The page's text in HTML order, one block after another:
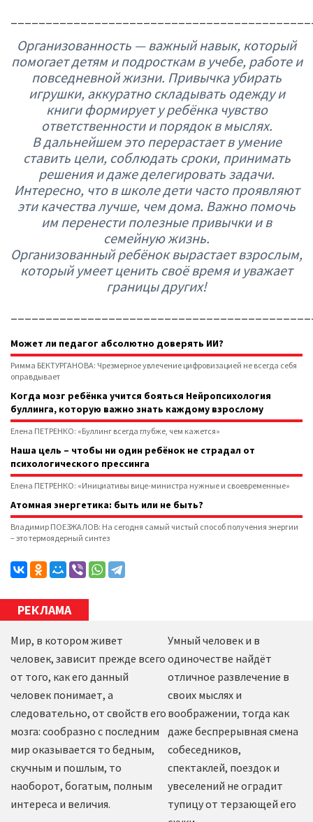
Организованность — важный навык, который
помогает детям и подросткам в учебе, работе и
повседневной жизни. Привычка убирать
игрушки, аккуратно складывать одежду и
книги формирует у ребёнка чувство
ответственности и порядок в мыслях.
В дальнейшем это перерастает в умение
ставить цели, соблюдать сроки, принимать
решения и даже делегировать задачи.
Интересно, что в школе дети часто проявляют
эти качества лучше, чем дома. Важно помочь
им перенести полезные привычки и в
семейную жизнь.
Организованный ребёнок вырастает взрослым,
который умеет ценить своё время и уважает
границы других!
Может ли педагог абсолютно доверять ИИ?
Римма БЕКТУРГАНОВА: Чрезмерное увлечение цифровизацией не всегда себя
оправдывает
Когда мозг ребёнка учится бояться Нейропсихология
буллинга, которую важно знать каждому взрослому
Елена ПЕТРЕНКО: «Буллинг всегда глубже, чем кажется»
Наша цель – чтобы ни один ребёнок не страдал от
психологического прессинга
Елена ПЕТРЕНКО: «Инициативы вице-министра нужные и своевременные»
Атомная энергетика: быть или не быть?
Владимир ПОЕЗЖАЛОВ: На сегодня самый чистый способ получения энергии
– это термоядерный синтез
РЕКЛАМА
Мир, в котором живет
человек, зависит прежде всего
от того, как его данный
человек понимает, а
следовательно, от свойств его
мозга: сообразно с последним
мир оказывается то бедным,
скучным и пошлым, то
наоборот, богатым, полным
интереса и величия.
Умный человек и в
одиночестве найдёт
отличное развлечение в
своих мыслях и
воображении, тогда как
даже беспрерывная смена
собеседников,
спектаклей, поездок и
увеселений не оградит
тупицу от терзающей его